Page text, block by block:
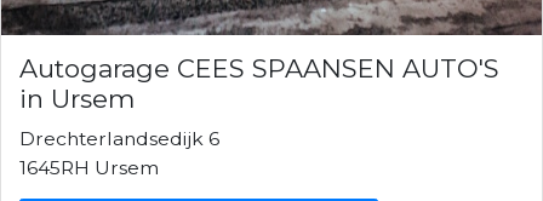
Autogarage CEES SPAANSEN AUTO'S
in Ursem
Drechterlandsedijk 6
1645RH Ursem